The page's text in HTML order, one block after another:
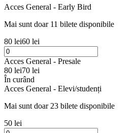
Acces General - Early Bird
Mai sunt doar 11 bilete disponibile
80 lei60 lei
Acces General - Presale
80 lei70 lei
În curând
Acces General - Elevi/studenți
Mai sunt doar 23 bilete disponibile
50 lei